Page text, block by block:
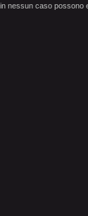
nessun caso